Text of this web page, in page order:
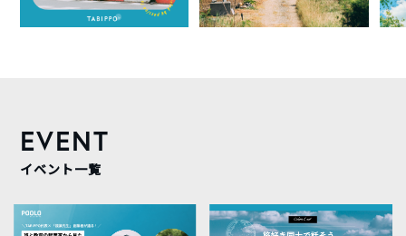
EVENT
イベント一覧